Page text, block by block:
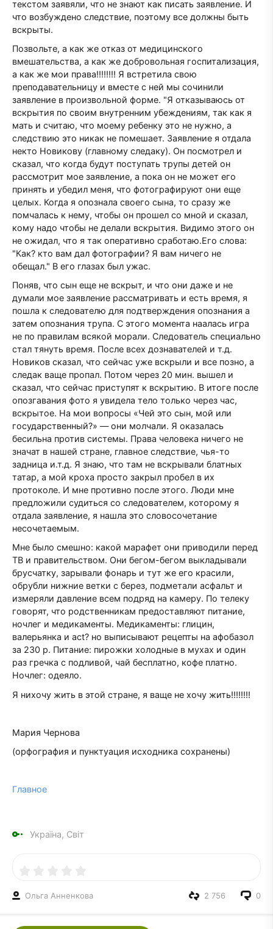
текстом заявяли, что не знают как писать заявление. И
что возбуждено следствие, поэтому все должны быть
вскрыты.
Позвольте, а как же отказ от медицинского
вмешательства, а как же добровольная госпитализация,
а как же мои права!!!!!!!! Я встретила свою
преподавательницу и вместе с ней мы сочинили
заявление в произвольной форме. "Я отказываюсь от
вскрытия по своим внутренним убеждениям, так как я
мать и считаю, что моему ребенку это не нужно, а
следствию это никак не помешает. Заявление я отдала
некто Новикову (главному следаку). Он посмотрел и
сказал, что когда будут поступать трупы детей он
рассмотрит мое заявление, а пока он не может его
принять и убедил меня, что фотографируют они еще
целых. Когда я опознала своего сына, то сразу же
помчалась к нему, чтобы он прошел со мной и сказал,
кому надо чтобы не делали вскрытия. Видимо этого он
не ожидал, что я так оперативно сработаю.Его слова:
"Как? кто вам дал фотографии? Я вам ничего не
обещал." В его глазах был ужас.
Поняв, что сын еще не вскрыт, и что они даже и не
думали мое заявление рассматривать и есть время, я
пошла к следователю для подтверждения опознания а
затем опознания трупа. С этого момента наалась игра
не по правилам всякой морали. Следователь специально
стал тянуть время. После всех дознавателей и т.д.
Новиков сказал, что сейчас уже вскрыли и все позно, а
следак ваще пропал. Потом через 20 мин. вышел и
сказал, что сейчас приступят к вскрытию. В итоге после
опозгавания фото я увидела тело только через час,
вскрытое. На мои вопросы «Чей это сын, мой или
государственный?» — они молчали. Я оказалась
бесильна против системы. Права человека ничего не
значат в нашей стране, главное следствие, чья-то
задница и.т.д. Я знаю, что там не вскрывали блатных
татар, а мой кроха просто закрыл пробел в их
протоколе. И мне противно после этого. Люди мне
предложили судиться со следователем, которому я
отдала заявление, я нашла это словосочетание
несочетаемым.
Мне было смешно: какой марафет они приводили перед
ТВ и правительством. Они бегом-бегом выкладывали
брусчатку, зарывали фонарь и тут же его красили,
обрубли нижние ветки с берез, подметали асфальт и
измеряли давление всем подряд на камеру. По телеку
говорят, что родственникам предоставляют питание,
ночлег и медикаменты. Медикаменты: глицин,
валерьянка и act? но выписывают рецепты на афобазол
за 230 р. Питание: пирожки холодные в мухах и один
раз гречка с подливой, чай бесплатно, кофе платно.
Ночлег: одеяло.
Я нихочу жить в этой стране, я ваще не хочу жить!!!!!!!!
Мария Чернова
(орфография и пунктуация исходника сохранены)
Главное
Україна, Світ
Ольга Анненкова 0
2 756